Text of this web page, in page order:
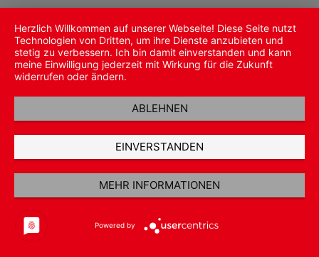
Herzlich Willkommen auf unserer Webseite! Diese Seite nutzt
Technologien von Dritten, um ihre Dienste anzubieten und
stetig zu verbessern. Ich bin damit einverstanden und kann
meine Einwilligung jederzeit mit Wirkung für die Zukunft
widerrufen oder ändern.
ABLEHNEN
EINVERSTANDEN
MEHR INFORMATIONEN
Powered by